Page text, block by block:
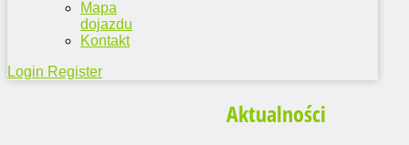
Mapa
dojazdu
Kontakt
Login Register
Aktualności